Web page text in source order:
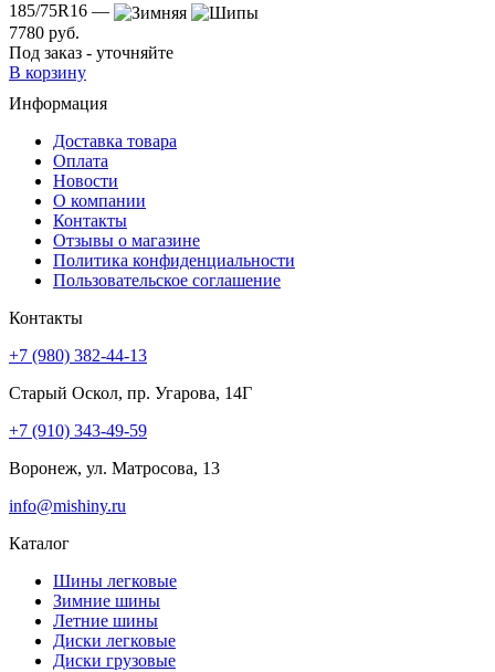
185/75R16 —
7780 руб.
Под заказ - уточняйте
В корзину
Информация
Доставка товара
Оплата
Новости
О компании
Контакты
Отзывы о магазине
Политика конфиденциальности
Пользовательское соглашение
Контакты
+7 (980) 382-44-13
Старый Оскол, пр. Угарова, 14Г
+7 (910) 343-49-59
Воронеж, ул. Матросова, 13
info@mishiny.ru
Каталог
Шины легковые
Зимние шины
Летние шины
Диски легковые
Диски грузовые